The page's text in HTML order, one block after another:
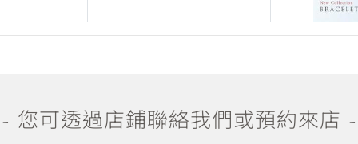
- 您可透過店鋪聯絡我們或預約來店 -